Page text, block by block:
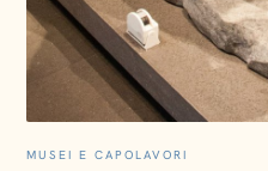
MUSEI E CAPOLAVORI